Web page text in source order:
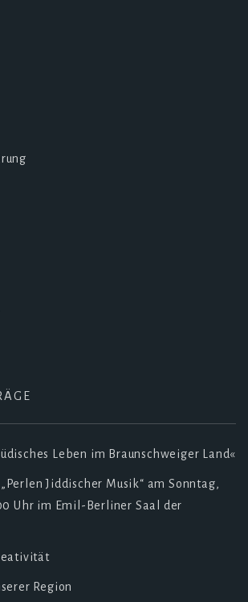
Leben im Braunschweiger Land«
Jiddischer Musik“ am Sonntag,
Uhr im Emil-Berliner Saal der
Region